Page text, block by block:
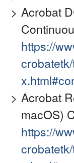
Acrobat
https://
Acrobat
macOS)
https://